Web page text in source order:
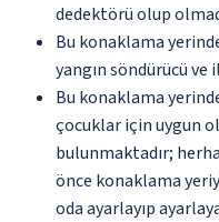
dedektörü olup
Bu konaklama
yangın söndürücü ve
Bu konaklama
çocuklar için uygun
bulunmaktadır;
önce konaklama
oda ayarlayıp